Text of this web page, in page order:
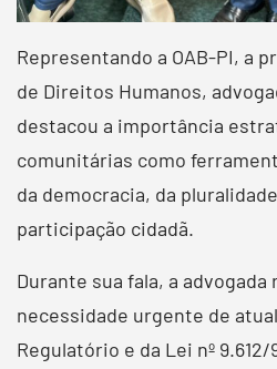
Representando a OAB-PI, a
de Direitos Humanos,
destacou a importância
comunitárias como
da democracia, da
participação cidadã.
Durante sua fala, a advogada
necessidade urgente de
Regulatório e da Lei nº